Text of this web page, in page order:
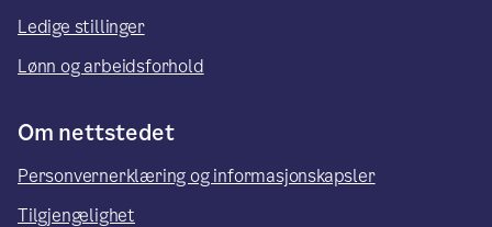
Ledige stillinger
Lønn og arbeidsforhold
Om nettstedet
Personvernerklæring og informasjonskapsler
Tilgjengelighet